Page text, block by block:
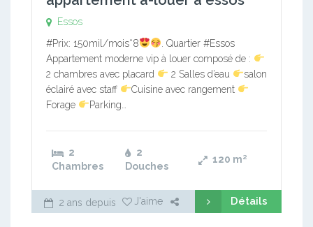
Essos
#Prix: 150mil/mois*8
. Quartier #Essos
Appartement moderne vip à louer composé de :
2 chambres avec placard
2 Salles d’eau
salon
éclairé avec staff
Cuisine avec rangement
Forage
Parking…
2
Chambres
2
Douches
120 m²
2 ans depuis J'aime Détails